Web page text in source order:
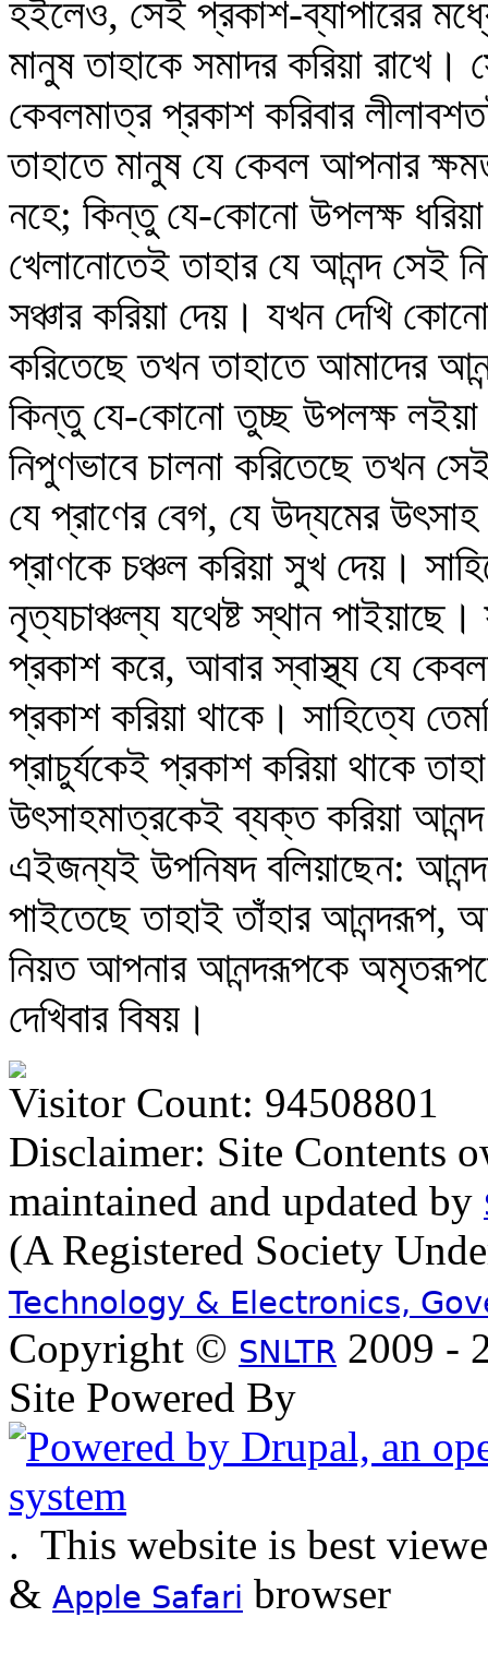
হইলেও, সেই প্রকাশ-ব্যাপারের
মানুষ তাহাকে সমাদর করিয়া
কেবলমাত্র প্রকাশ করিবার
তাহাতে মানুষ যে কেবল আপনার
নহে; কিন্তু যে-কোনো উপলক্ষ
খেলানোতেই তাহার যে আনন্দ সেই
সঞ্চার করিয়া দেয়। যখন দেখি
করিতেছে তখন তাহাতে আমাদের
কিন্তু যে-কোনো তুচ্ছ উপলক্ষ
নিপুণভাবে চালনা করিতেছে তখন
যে প্রাণের বেগ, যে উদ্যমের
প্রাণকে চঞ্চল করিয়া সুখ দেয়।
নৃত্যচাঞ্চল্য যথেষ্ট স্থান
প্রকাশ করে, আবার স্বাস্থ্য যে
প্রকাশ করিয়া থাকে। সাহিত্যে
প্রাচুর্যকেই প্রকাশ করিয়া থাকে
উৎসাহমাত্রকেই ব্যক্ত করিয়া
এইজন্যই উপনিষদ বলিয়াছেন:
পাইতেছে তাহাই তাঁহার আনন্দরূপ,
নিয়ত আপনার আনন্দরূপকে
দেখিবার বিষয়।
Visitor Count: 94508801
Disclaimer: Site Contents
maintained and updated by
(A Registered Society
Technology & Electronics,
Copyright © SNLTR 2009 -
Site Powered By
. This website is best
& Apple Safari browser